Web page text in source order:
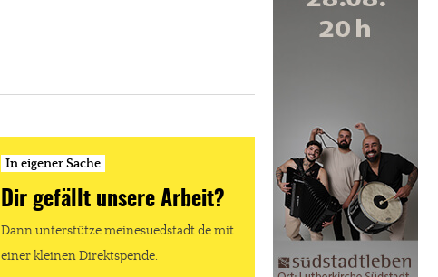
In eigener Sache
Dir gefällt unsere Arbeit?
Dann unterstütze meinesuedstadt.de mit
einer kleinen Direktspende.